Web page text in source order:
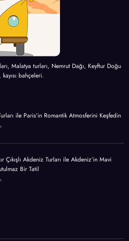
Malatya turları, Nemrut Dağı, Keyftur Doğu
bahçeleri.
ile Paris’in Romantik Atmosferini Keşfedin
Çıkışlı Akdeniz Turları ile Akdeniz’in Mavi
Bir Tatil